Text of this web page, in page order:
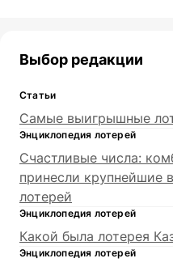
Выбор редакции
Статьи
Самые выигрышные
Энциклопедия лотерей
Счастливые числа:
принесли крупнейшие
лотерей
Энциклопедия лотерей
Какой была лотерея
Энциклопедия лотерей